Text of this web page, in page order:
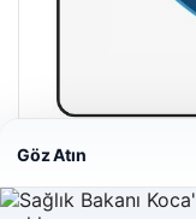
Hastaş Beton
26/05/2026
Göz Atın